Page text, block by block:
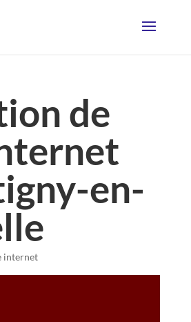
de
en-
internet